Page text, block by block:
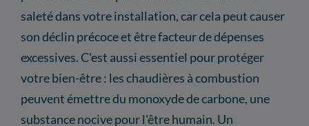
saleté dans votre installation, car cela peut causer
son déclin précoce et être facteur de dépenses
excessives. C'est aussi essentiel pour protéger
votre bien-être : les chaudières à combustion
peuvent émettre du monoxyde de carbone, une
substance nocive pour l'être humain. Un